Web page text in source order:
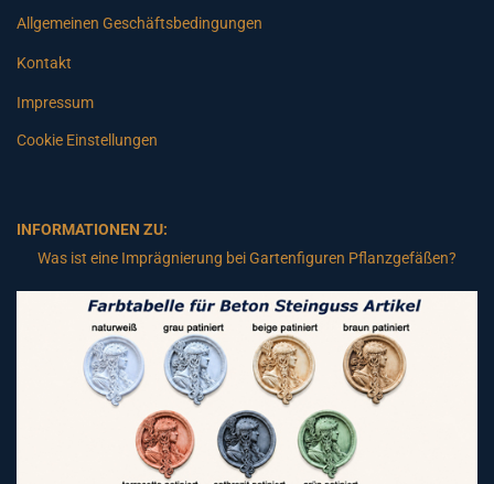
Allgemeinen Geschäftsbedingungen
Kontakt
Impressum
Cookie Einstellungen
INFORMATIONEN ZU:
Was ist eine Imprägnierung bei Gartenfiguren Pflanzgefäßen?